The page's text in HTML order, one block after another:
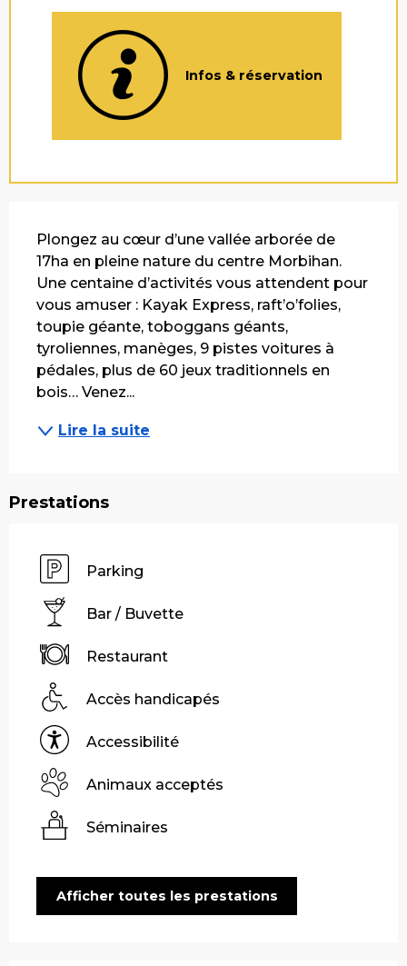
Infos & réservation
Plongez au cœur d’une vallée arborée de
17ha en pleine nature du centre Morbihan.
Une centaine d’activités vous attendent pour
vous amuser : Kayak Express, raft’o’folies,
toupie géante, toboggans géants,
tyroliennes, manèges, 9 pistes voitures à
pédales, plus de 60 jeux traditionnels en
bois… Venez...
Lire la suite
Prestations
Parking
Bar / Buvette
Restaurant
Accès handicapés
Accessibilité
Animaux acceptés
Séminaires
Afficher toutes les prestations